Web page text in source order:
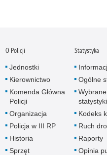
O Policji
Jednostki
Kierownictwo
Komenda Główna
Policji
Organizacja
Policja w III RP
Historia
Sprzęt
Statystyka
Ogólne
Wybrane
statystyki
Kodeks
Ruch
Raporty
Opinia